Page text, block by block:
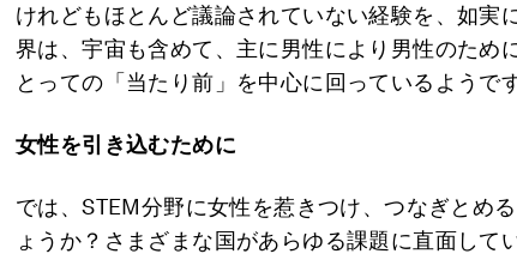
けれどもほとんど議論されていない経験を、如実
界は、宇宙も含めて、主に男性により男性のため
とっての「当たり前」を中心に回っているようです
女性を引き込むために
では、STEM分野に女性を惹きつけ、つなぎとめ
ょうか？さまざまな国があらゆる課題に直面して